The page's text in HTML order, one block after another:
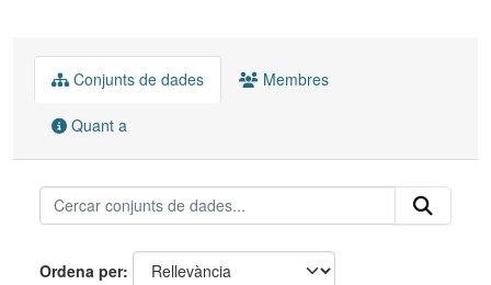
Conjunts de dades Membres
Quant a
Ordena per